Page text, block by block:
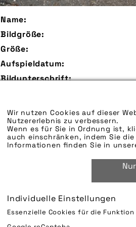
Wir nutzen Cookies auf dieser
Nutzererlebnis zu verbessern.
Wenn es für Sie in Ordnung ist,
auch einschränken, indem Sie
Informationen finden Sie in
Individuelle Einstellungen
Essenzielle Cookies für die
Name:
Bildgröße:
Größe:
Aufspieldatum:
Bildunterschrift:
Technik-Info:
Bild downloaden